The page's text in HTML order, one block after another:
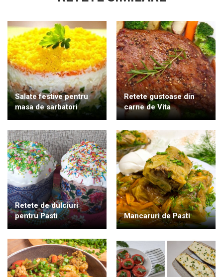
Salate festive pentru
masa de sarbatori
Retete gustoase din
carne de Vita
Retete de dulciuri
pentru Pasti
Mancaruri de Pasti